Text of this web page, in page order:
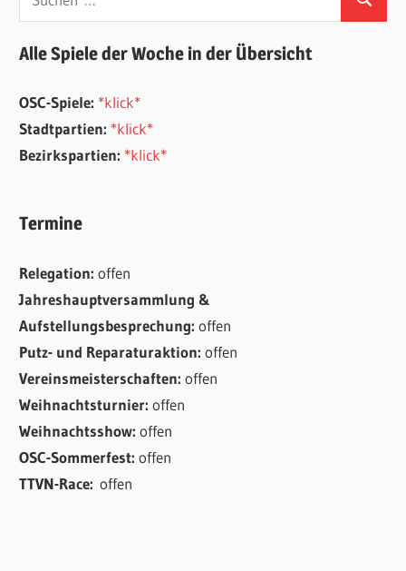
Suchen
Alle Spiele der Woche in der Übersicht
OSC-Spiele: *klick*
Stadtpartien: *klick*
Bezirkspartien: *klick*
Termine
Relegation:offen
Jahreshauptversammlung &
Aufstellungsbesprechung:offen
Putz- und Reparaturaktion:offen
Vereinsmeisterschaften:offen
Weihnachtsturnier:offen
Weihnachtsshow:offen
OSC-Sommerfest:offen
TTVN-Race:offen